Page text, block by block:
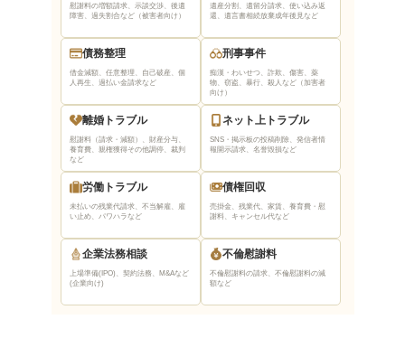
慰謝料の増額請求、示談交渉、後遺
障害、過失割合など（被害者向け）
遺産分割、遺留分請求、使い込み返
還、遺言書相続放棄成年後見など
債務整理
借金減額、任意整理、自己破産、個
人再生、過払い金請求など
刑事事件
痴漢・わいせつ、詐欺、傷害、薬
物、窃盗、暴行、殺人など（加害者
向け）
離婚トラブル
慰謝料（請求・減額）、財産分与、
養育費、親権獲得その他調停、裁判
など
ネット上トラブル
SNS・掲示板の投稿削除、発信者情
報開示請求、名誉毀損など
労働トラブル
未払いの残業代請求、不当解雇、雇
い止め、パワハラなど
債権回収
売掛金、残業代、家賃、養育費・慰
謝料、キャンセル代など
企業法務相談
上場準備(IPO)、契約法務、M&Aなど
(企業向け)
不倫慰謝料
不倫慰謝料の請求、不倫慰謝料の減
額など